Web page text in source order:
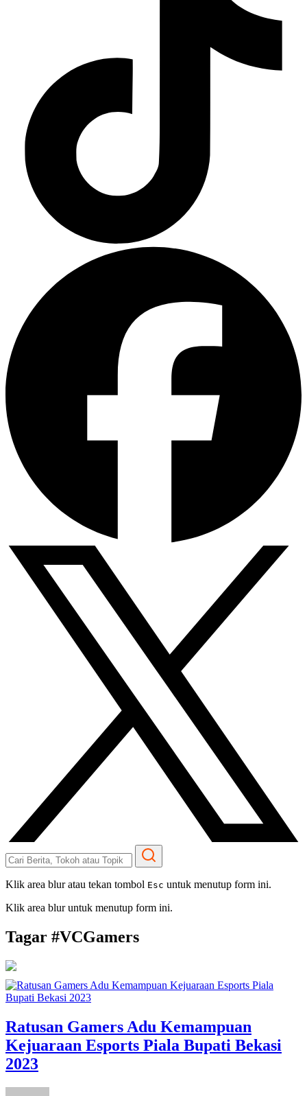
Klik area blur atau tekan tombol Esc untuk menutup form ini.
Klik area blur untuk menutup form ini.
Tagar #VCGamers
Ratusan Gamers Adu Kemampuan
Kejuaraan Esports Piala Bupati Bekasi
2023